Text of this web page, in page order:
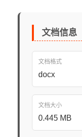
文档信息
文档格式
docx
文档大小
0.445 MB